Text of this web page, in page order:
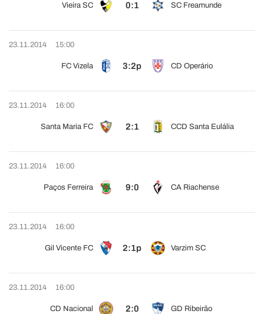
Vieira SC 0:1 SC Freamunde
23.11.2014 15:00
FC Vizela 3:2p CD Operário
23.11.2014 16:00
Santa Maria FC 2:1 CCD Santa Eulália
23.11.2014 16:00
Paços Ferreira 9:0 CA Riachense
23.11.2014 16:00
Gil Vicente FC 2:1p Varzim SC
23.11.2014 16:00
CD Nacional 2:0 GD Ribeirão